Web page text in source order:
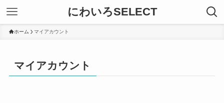
にわいろSELECT
ホーム マイアカウント
マイアカウント